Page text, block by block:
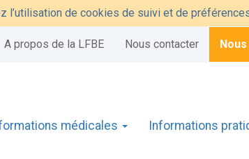
l’utilisation de cookies de suivi et de
A propos de la LFBE Nous contacter
médicales Informations